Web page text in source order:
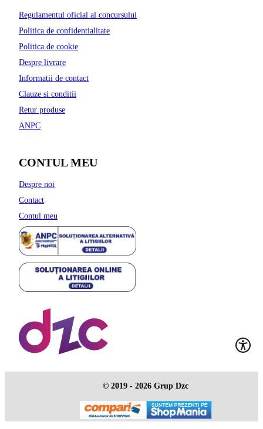
Regulamentul oficial al concursului
Politica de confidentialitate
Politica de cookie
Despre livrare
Informatii de contact
Clauze si conditii
Retur produse
ANPC
CONTUL MEU
Despre noi
Contact
Contul meu
© 2019 - 2026 Grup Dzc